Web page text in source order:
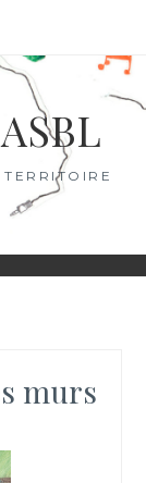
murs